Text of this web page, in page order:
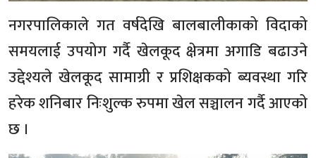
नगरपालिकाले गत वर्षदेखि बालबालीकाको विदाको
समयलाई उपयोग गर्दै खेलकूद क्षेत्रमा अगाडि बढाउने
उद्देश्यले खेलकूद सामाग्री र प्रशिक्षकको ब्यवस्था गरि
हरेक शनिबार निःशुल्क रुपमा खेल सञ्चालन गर्दै आएको
छ ।